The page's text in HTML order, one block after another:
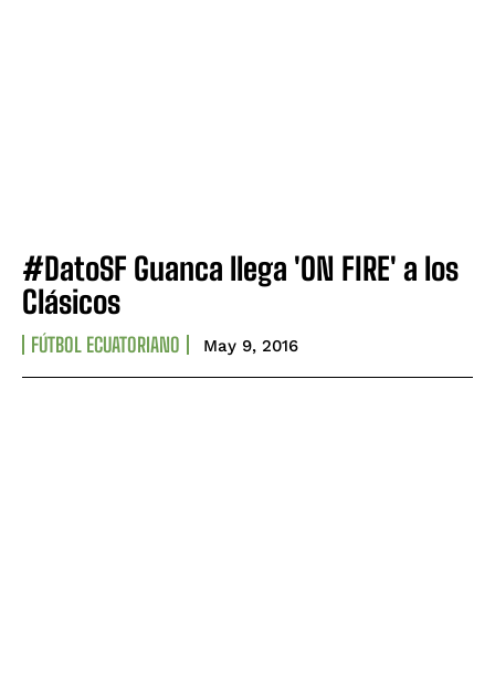
#DatoSF Guanca llega 'ON FIRE' a los
Clásicos
FÚTBOL ECUATORIANO May 9, 2016